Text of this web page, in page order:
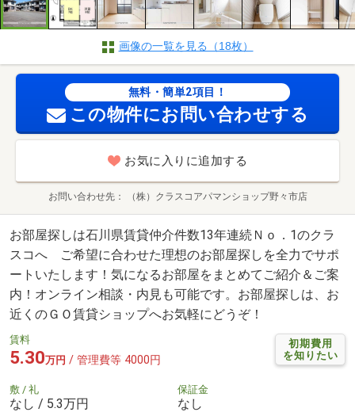
画像の一覧を見る（18枚）
無料・簡単2項目！
この物件にお問い合わせする
お気に入りに追加する
お問い合わせ先 （株）クラスコアパマンショップ野々市店
お部屋探しは石川県賃貸仲介件数13年連続Ｎｏ．1のクラ
スコへ ご希望に合わせた理想のお部屋探しを全力でサポ
ートいたします！気になるお部屋をまとめてご紹介＆ご案
内！オンライン相談・内見も可能です。お部屋探しは、お
近くのＧＯ賃貸ショップへお気軽にどうぞ！
初期費用
を知りたい
賃料
5.30万円 / 管理費等 4000円
敷 / 礼
なし / 5.3万円
保証金
なし